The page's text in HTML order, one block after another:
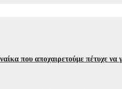
που αποχαιρετούμε πέτυχε να